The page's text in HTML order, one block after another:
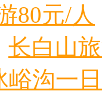
80元/人
长白山
峪沟一